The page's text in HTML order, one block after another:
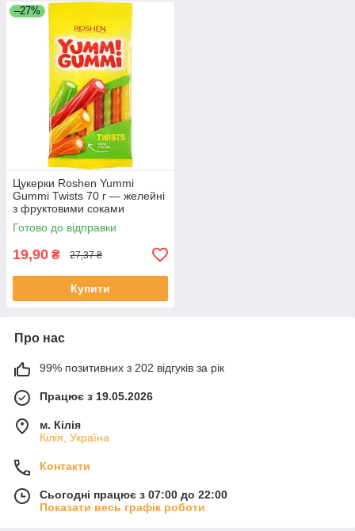
–27%
Цукерки Roshen Yummi
Gummi Twists 70 г — желейні
з фруктовими соками
Готово до відправки
19,90 ₴ 27,37 ₴
Купити
Про нас
99% позитивних з 202 відгуків за рік
Працює з 19.05.2026
м. Кілія
Кілія, Україна
Контакти
Сьогодні працює з 07:00 до 22:00
Показати весь графік роботи